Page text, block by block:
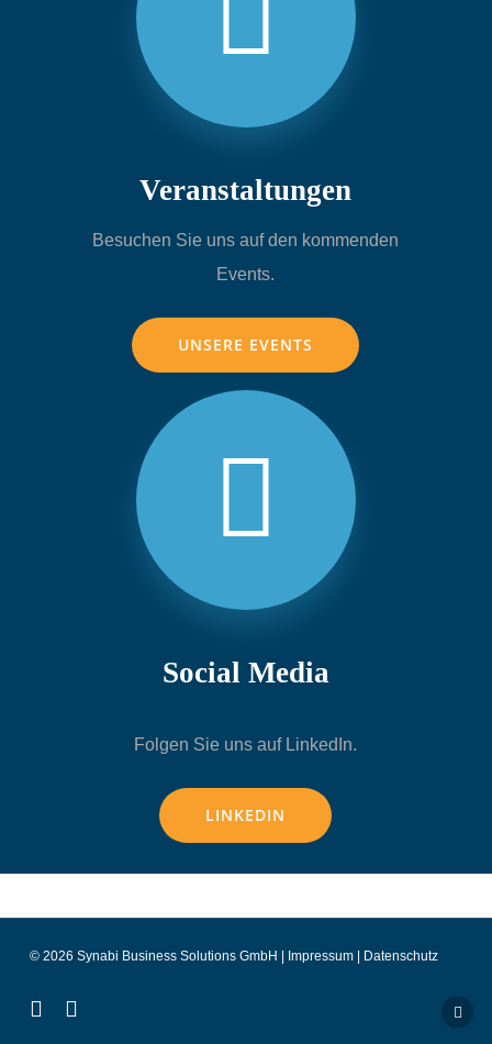
Veranstaltungen
Besuchen Sie uns auf den kommenden
Events.
UNSERE EVENTS
Social Media
Folgen Sie uns auf LinkedIn.
LINKEDIN
© 2026 Synabi Business Solutions GmbH | Impressum| Datenschutz
linkedindribbble